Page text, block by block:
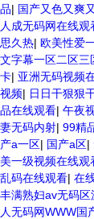
品| 国产又色又爽
人成无码网在线观
思久热| 欧美性爱
文字幕一区二区三
卡| 亚洲无码视频
视频| 日日干狠狠
品在线观看| 午夜
妻无码内射| 99精
产a一区| 国产a区|
美一级视频在线观
乱码在线观看| 在
丰满熟妇av无码区
人无码网WWW国